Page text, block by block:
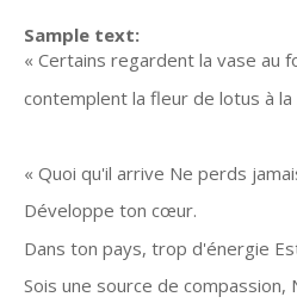
Sample text:
« Certains regardent la vase au
contemplent la fleur de lotus à
« Quoi qu'il arrive Ne perds
Développe ton cœur.
Dans ton pays, trop d'énergie
Sois une source de